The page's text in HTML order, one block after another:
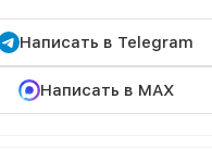
Написать в Telegram
Написать в MAX